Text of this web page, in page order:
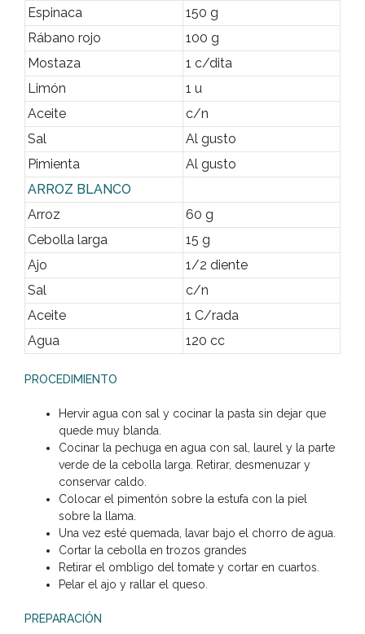
Espinaca
150 g
Rábano rojo
100 g
Mostaza
1 c/dita
Limón
1 u
Aceite
c/n
Sal
Al gusto
Pimienta
Al gusto
ARROZ BLANCO
Arroz
60 g
Cebolla larga
15 g
Ajo
1/2 diente
Sal
c/n
Aceite
1 C/rada
Agua
120 cc
PROCEDIMIENTO
Hervir agua con sal y cocinar la pasta sin dejar que
quede muy blanda.
Cocinar la pechuga en agua con sal, laurel y la parte
verde de la cebolla larga. Retirar, desmenuzar y
conservar caldo.
Colocar el pimentón sobre la estufa con la piel
sobre la llama.
Una vez esté quemada, lavar bajo el chorro de agua.
Cortar la cebolla en trozos grandes
Retirar el ombligo del tomate y cortar en cuartos.
Pelar el ajo y rallar el queso.
PREPARACIÓN